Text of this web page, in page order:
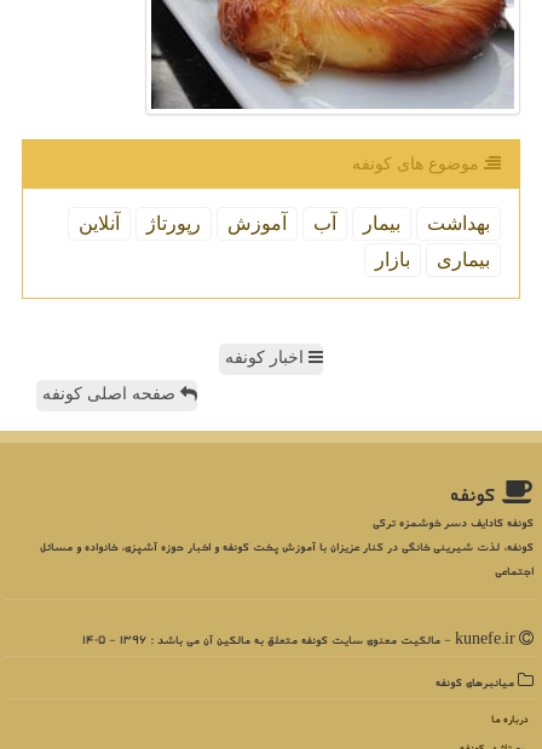
موضوع های كونفه
بهداشت بیمار آب آموزش رپورتاژ
آنلاین
بیماری
بازار
اخبار کونفه
صفحه اصلی کونفه
كونفه
کونفه کادایف دسر خوشمزه ترکی
کونفه، لذت شیرینی خانگی در کنار عزیزان با آموزش پخت کونفه و اخبار حوزه آشپزی، خانواده و مسائل
اجتماعی
میانبرهای كونفه
درباره ما